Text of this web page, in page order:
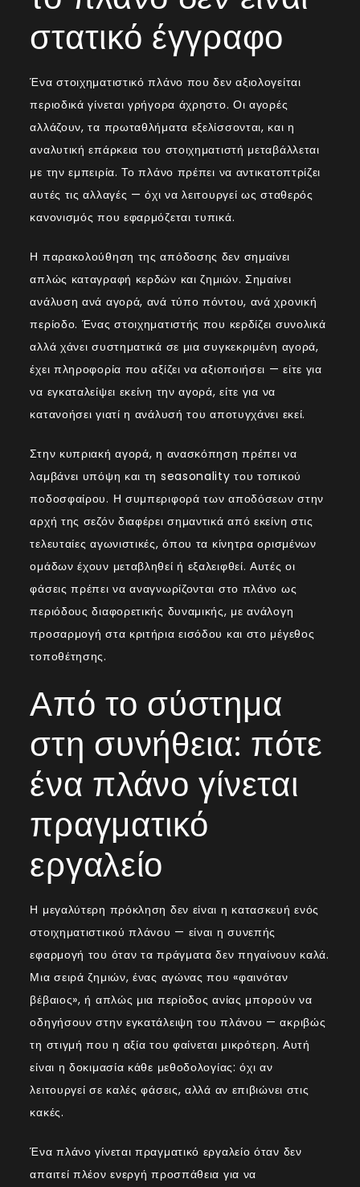
στατικό έγγραφο
Ένα στοιχηματιστικό πλάνο που δεν αξιολογείται
περιοδικά γίνεται γρήγορα άχρηστο. Οι αγορές
αλλάζουν, τα πρωταθλήματα εξελίσσονται, και η
αναλυτική επάρκεια του στοιχηματιστή μεταβάλλεται
με την εμπειρία. Το πλάνο πρέπει να αντικατοπτρίζει
αυτές τις αλλαγές — όχι να λειτουργεί ως σταθερός
κανονισμός που εφαρμόζεται τυπικά.
Η παρακολούθηση της απόδοσης δεν σημαίνει
απλώς καταγραφή κερδών και ζημιών. Σημαίνει
ανάλυση ανά αγορά, ανά τύπο πόντου, ανά χρονική
περίοδο. Ένας στοιχηματιστής που κερδίζει συνολικά
αλλά χάνει συστηματικά σε μια συγκεκριμένη αγορά,
έχει πληροφορία που αξίζει να αξιοποιήσει — είτε για
να εγκαταλείψει εκείνη την αγορά, είτε για να
κατανοήσει γιατί η ανάλυσή του αποτυγχάνει εκεί.
Στην κυπριακή αγορά, η ανασκόπηση πρέπει να
λαμβάνει υπόψη και τη seasonality του τοπικού
ποδοσφαίρου. Η συμπεριφορά των αποδόσεων στην
αρχή της σεζόν διαφέρει σημαντικά από εκείνη στις
τελευταίες αγωνιστικές, όπου τα κίνητρα ορισμένων
ομάδων έχουν μεταβληθεί ή εξαλειφθεί. Αυτές οι
φάσεις πρέπει να αναγνωρίζονται στο πλάνο ως
περιόδους διαφορετικής δυναμικής, με ανάλογη
προσαρμογή στα κριτήρια εισόδου και στο μέγεθος
τοποθέτησης.
Από το σύστημα
στη συνήθεια: πότε
ένα πλάνο γίνεται
πραγματικό
εργαλείο
Η μεγαλύτερη πρόκληση δεν είναι η κατασκευή ενός
στοιχηματιστικού πλάνου — είναι η συνεπής
εφαρμογή του όταν τα πράγματα δεν πηγαίνουν καλά.
Μια σειρά ζημιών, ένας αγώνας που «φαινόταν
βέβαιος», ή απλώς μια περίοδος ανίας μπορούν να
οδηγήσουν στην εγκατάλειψη του πλάνου — ακριβώς
τη στιγμή που η αξία του φαίνεται μικρότερη. Αυτή
είναι η δοκιμασία κάθε μεθοδολογίας: όχι αν
λειτουργεί σε καλές φάσεις, αλλά αν επιβιώνει στις
κακές.
Ένα πλάνο γίνεται πραγματικό εργαλείο όταν δεν
απαιτεί πλέον ενεργή προσπάθεια για να